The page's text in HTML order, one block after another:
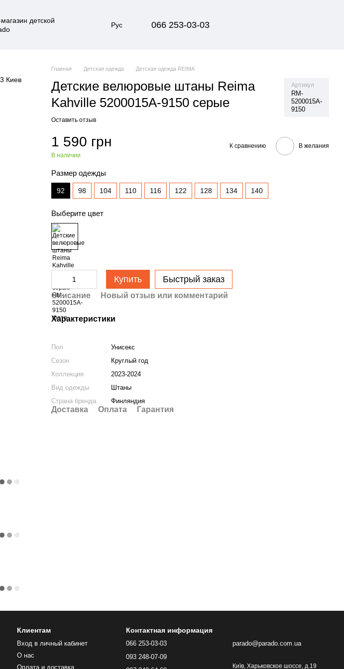
Рус 066 253-03-03
Главная Детская одежда Детская одежда REIMA
Детские велюровые штаны Reima
Kahville 5200015A-9150 серые
Артикул
RM-
5200015A-
9150
Оставить отзыв
1 590 грн
В наличии
К сравнению В желания
Размер одежды
92 98 104 110 116 122 128 134 140
Выберите цвет
Купить Быстрый заказ
Описание Новый отзыв или комментарий
Характеристики
Пол
Унисекс
Сезон
Круглый год
Коллекция
2023-2024
Вид одежды
Штаны
Страна бренда
Финляндия
Доставка Оплата Гарантия
Клиентам
Вход в личный кабинет
О нас
Оплата и доставка
Контактная информация
066 253-03-03
093 248-07-09
parado@parado.com.ua
Київ, Харьковское шоссе, д.19